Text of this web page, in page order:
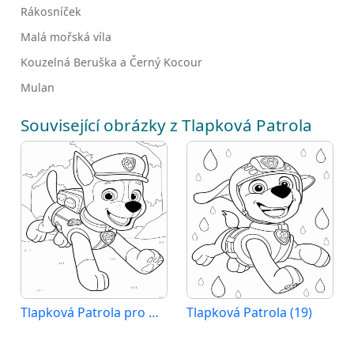
Rákosníček
Malá mořská víla
Kouzelná Beruška a Černý Kocour
Mulan
Související obrázky z Tlapková Patrola
Tlapková Patrola pro Děti Tlapková Patrola (19)